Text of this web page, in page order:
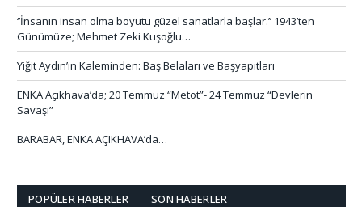
‘’İnsanın insan olma boyutu güzel sanatlarla başlar.’’ 1943’ten
Günümüze; Mehmet Zeki Kuşoğlu…
Yiğit Aydın’ın Kaleminden: Baş Belaları ve Başyapıtları
ENKA Açıkhava’da; 20 Temmuz “Metot”- 24 Temmuz “Devlerin
Savaşı”
BARABAR, ENKA AÇIKHAVA’da…
POPÜLER HABERLER SON HABERLER